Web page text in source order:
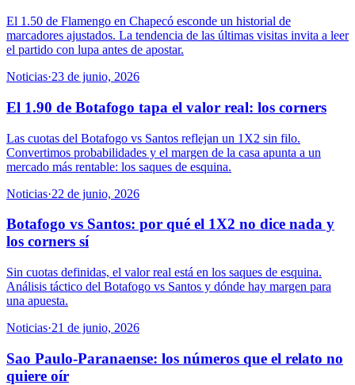
El 1.50 de Flamengo en Chapecó esconde un historial de
marcadores ajustados. La tendencia de las últimas visitas invita a leer
el partido con lupa antes de apostar.
Noticias·23 de junio, 2026
El 1.90 de Botafogo tapa el valor real: los corners
Las cuotas del Botafogo vs Santos reflejan un 1X2 sin filo.
Convertimos probabilidades y el margen de la casa apunta a un
mercado más rentable: los saques de esquina.
Noticias·22 de junio, 2026
Botafogo vs Santos: por qué el 1X2 no dice nada y
los corners sí
Sin cuotas definidas, el valor real está en los saques de esquina.
Análisis táctico del Botafogo vs Santos y dónde hay margen para
una apuesta.
Noticias·21 de junio, 2026
Sao Paulo-Paranaense: los números que el relato no
quiere oír